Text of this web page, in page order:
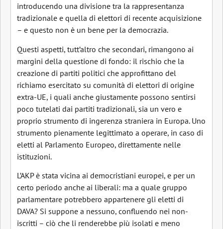
introducendo una divisione tra la rappresentanza
tradizionale e quella di elettori di recente acquisizione
– e questo non è un bene per la democrazia.
Questi aspetti, tutt’altro che secondari, rimangono ai
margini della questione di fondo: il rischio che la
creazione di partiti politici che approfittano del
richiamo esercitato su comunità di elettori di origine
extra-UE, i quali anche giustamente possono sentirsi
poco tutelati dai partiti tradizionali, sia un vero e
proprio strumento di ingerenza straniera in Europa. Uno
strumento pienamente legittimato a operare, in caso di
eletti al Parlamento Europeo, direttamente nelle
istituzioni.
L’AKP è stata vicina ai democristiani europei, e per un
certo periodo anche ai liberali: ma a quale gruppo
parlamentare potrebbero appartenere gli eletti di
DAVA? Si suppone a nessuno, confluendo nei non-
iscritti – ciò che li renderebbe più isolati e meno